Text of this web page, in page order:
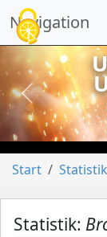
Navigation
vorheriges
Start Statistik
Statistik:
Cookie-